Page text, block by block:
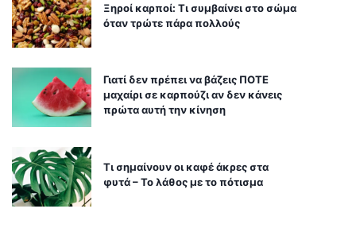
Ξηροί καρποί: Τι συμβαίνει στο σώμα
όταν τρώτε πάρα πολλούς
Γιατί δεν πρέπει να βάζεις ΠΟΤΕ
μαχαίρι σε καρπούζι αν δεν κάνεις
πρώτα αυτή την κίνηση
Τι σημαίνουν οι καφέ άκρες στα
φυτά – Το λάθος με το πότισμα